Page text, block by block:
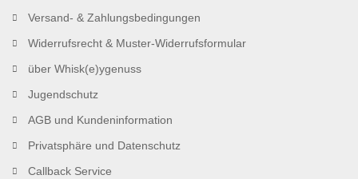
Versand- & Zahlungsbedingungen
Widerrufsrecht & Muster-Widerrufsformular
über Whisk(e)ygenuss
Jugendschutz
AGB und Kundeninformation
Privatsphäre und Datenschutz
Callback Service